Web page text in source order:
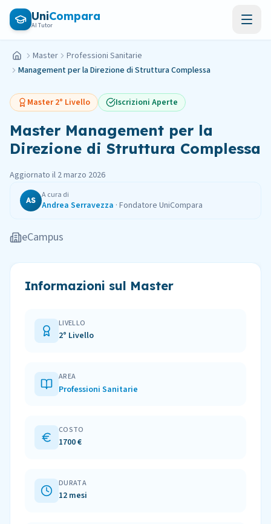
Vai al contenuto principale
UniCompara
AI Tutor
Home Master
Professioni Sanitarie
Management per la Direzione di Struttura Complessa
Master2° Livello Iscrizioni Aperte
Master Management per la
Direzione di Struttura Complessa
Aggiornato il 2 marzo 2026
AS
A cura di
Andrea Serravezza · Fondatore UniCompara
eCampus
Informazioni sul Master
LIVELLO
2° Livello
AREA
Professioni Sanitarie
COSTO
1700 €
DURATA
12 mesi